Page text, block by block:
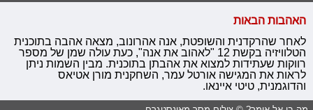
האהבות הבאות
לאחר שהרקדנית והשופטת, אנה אהרונוב, מצאה אהבה בתוכנית
הטלוויזיה בקשת 12 "לאהוב את אנה", כעת עולה שמן של מספר
רווקות שעתידות למצוא את אהבתן בתוכנית. מבין השמות ניתן
לראות את המגישה אורטל עמר, השחקנית מורן אטיאס
והדוגמנית, טיטי איינאו.